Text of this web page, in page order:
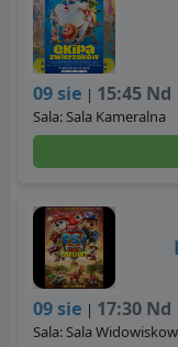
09 sie | 15:45 Nd
Sala: Sala Kameralna
09 sie | 17:30 Nd
Sala: Sala